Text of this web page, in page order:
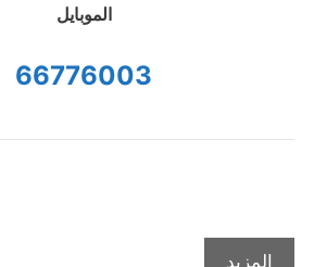
الموبايل
66776003
المزيد